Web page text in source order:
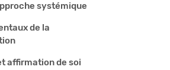
systémique
de la
affirmation de soi